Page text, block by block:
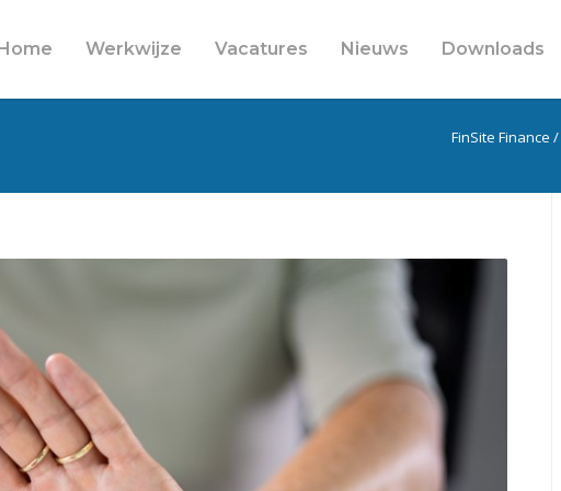
Werkwijze Vacatures Nieuws Downloads
FinSite Finance /